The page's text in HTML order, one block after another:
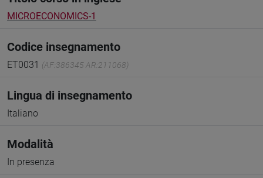
MICROECONOMICS-1
Codice insegnamento
ET0031 (AF:386345 AR:211068)
Lingua di insegnamento
Italiano
Modalità
In presenza